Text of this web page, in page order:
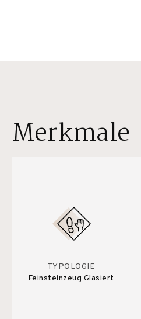
Merkmale
TYPOLOGIE
Feinsteinzeug Glasiert